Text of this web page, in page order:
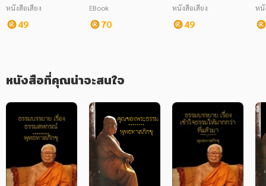
การพัฒนาตนเอง
การ์ตูนมังงะ (Manga)
หนังสือเสียง
49
EBook
70
สังคม ชุด ธรรมะ
โดยหลักพื้นฐาน
หนังสือเสียง
49
หนั
หนังสือที่คุณน่าจะสนใจ